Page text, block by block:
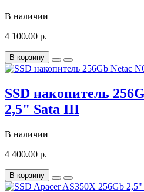
В наличии
4 100.00 р.
В корзину
SSD накопитель
2,5" Sata III
В наличии
4 400.00 р.
В корзину